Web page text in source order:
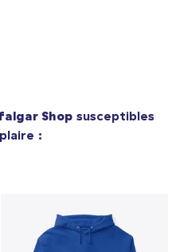
Shop susceptibles
: